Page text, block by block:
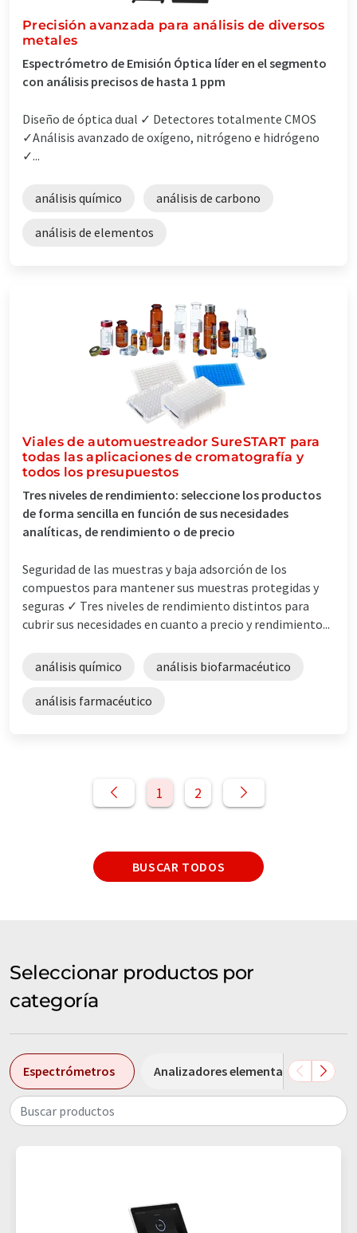
Precisión avanzada para análisis de diversos
metales
Espectrómetro de Emisión Óptica líder en el segmento
con análisis precisos de hasta 1 ppm
Diseño de óptica dual ✓ Detectores totalmente CMOS
✓Análisis avanzado de oxígeno, nitrógeno e hidrógeno
✓...
análisis químico análisis de carbono
análisis de elementos
Viales de automuestreador SureSTART para
todas las aplicaciones de cromatografía y
todos los presupuestos
Tres niveles de rendimiento: seleccione los productos
de forma sencilla en función de sus necesidades
analíticas, de rendimiento o de precio
Seguridad de las muestras y baja adsorción de los
compuestos para mantener sus muestras protegidas y
seguras ✓ Tres niveles de rendimiento distintos para
cubrir sus necesidades en cuanto a precio y rendimiento...
análisis químico análisis biofarmacéutico
análisis farmacéutico
1 2
BUSCAR TODOS
Seleccionar productos por
categoría
Espectrómetros Analizadores elementales
Buscar productos